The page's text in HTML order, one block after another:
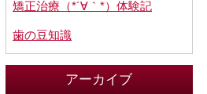
矯正治療（*´∀｀*）体験記
歯の豆知識
アーカイブ